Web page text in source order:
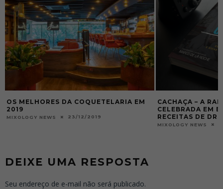
CACHAÇA – A RAINHA DO BRASIL – É
CELEBRADA EM E-BOOK COM 101
RECEITAS DE DRINKS
OS VOTOS DOS
2017
MIXOLOGY NEWS
DEIXE UMA RESPOSTA
Seu endereço de e-mail não será publicado.